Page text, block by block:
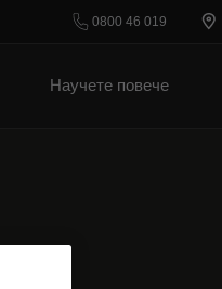
0800 46 019
Научете повече